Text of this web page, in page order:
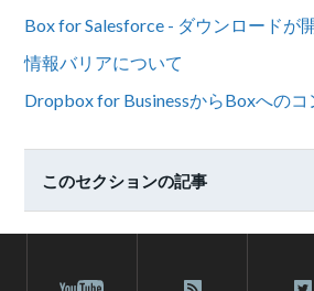
Box for Salesforce - ダウンロードが
情報バリアについて
Dropbox for BusinessからBoxへの
このセクションの記事